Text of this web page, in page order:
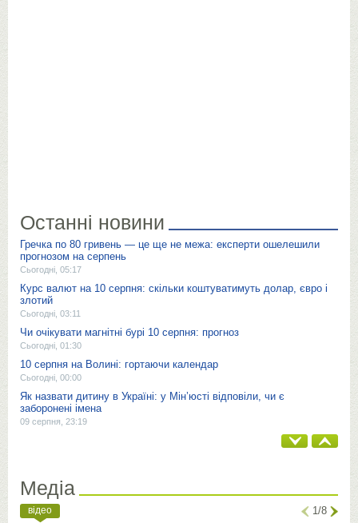
Останні новини
Гречка по 80 гривень — це ще не межа: експерти ошелешили
прогнозом на серпень
Сьогодні, 05:17
Курс валют на 10 серпня: скільки коштуватимуть долар, євро і
злотий
Сьогодні, 03:11
Чи очікувати магнітні бурі 10 серпня: прогноз
Сьогодні, 01:30
10 серпня на Волині: гортаючи календар
Сьогодні, 00:00
Як назвати дитину в Україні: у Мін’юсті відповіли, чи є
заборонені імена
09 серпня, 23:19
Медіа
відео 1/8